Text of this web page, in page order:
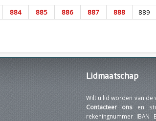
884 885 886 887 888 889
Lidmaatschap
Wilt u lid worden van de
Contacteer onsen
rekeningnummer IBAN